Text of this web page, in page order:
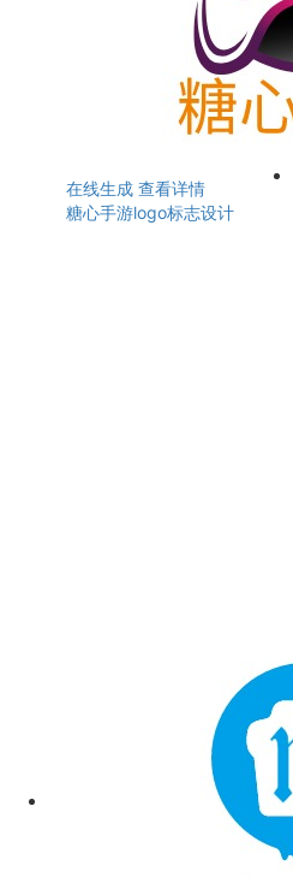
在线生成 查看详情
糖心手游logo标志设计